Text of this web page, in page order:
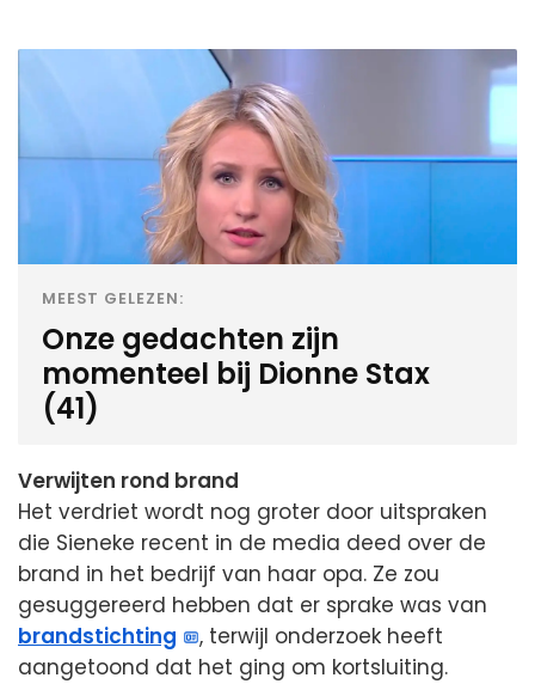
MEEST GELEZEN:
Onze gedachten zijn
momenteel bij Dionne Stax
(41)
Verwijten rond brand
Het verdriet wordt nog groter door uitspraken
die Sieneke recent in de media deed over de
brand in het bedrijf van haar opa. Ze zou
gesuggereerd hebben dat er sprake was van
brandstichting
, terwijl onderzoek heeft
aangetoond dat het ging om kortsluiting.